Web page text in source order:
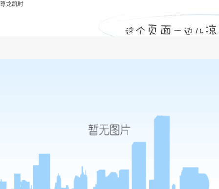
监理体系认证-尊龙凯时
尊龙凯时